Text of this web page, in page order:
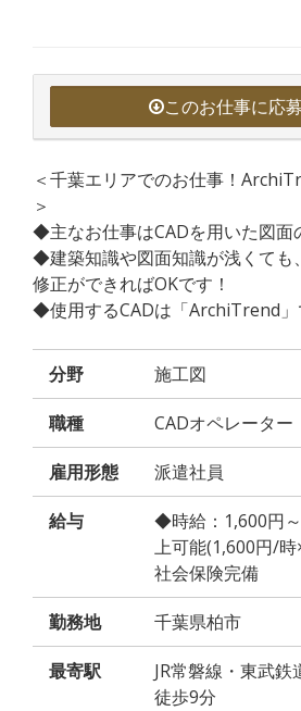
このお仕事に応
＜千葉エリアでのお仕事！
＞
◆主なお仕事はCADを用いた図面
◆建築知識や図面知識が浅くても
修正ができればOKです！
◆使用するCADは「ArchiTrend」
分野 施工図
職種 CADオペレーター
雇用形態 派遣社員
給与
◆時給：1,600円
上可能(1,600円/
社会保険完備
勤務地 千葉県柏市
最寄駅
JR常磐線・東武
徒歩9分